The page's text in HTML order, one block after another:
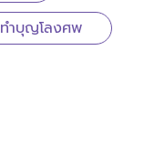
ทำบุญโลงศพ